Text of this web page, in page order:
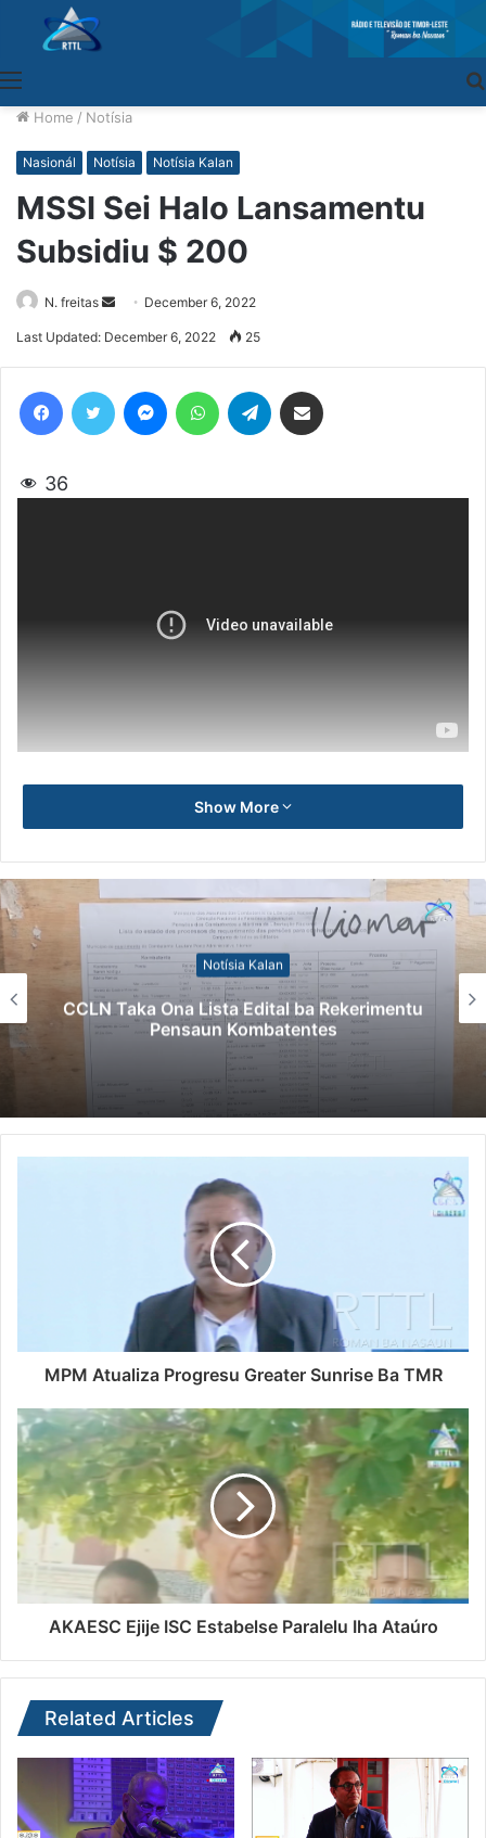
Home / Notísia
Nasionál Notísia Notísia Kalan
MSSI Sei Halo Lansamentu
Subsidiu $ 200
N. freitas
SendDecember 6, 2022
Last Updated: December 6, 2022 25
36
Show More
Notísia Kalan
CCLN Taka Ona Lista Edital ba Rekerimentu
Pensaun Kombatentes
MPM Atualiza Progresu Greater Sunrise Ba TMR
AKAESC Ejije ISC Estabelse Paralelu Iha Ataúro
Related Articles